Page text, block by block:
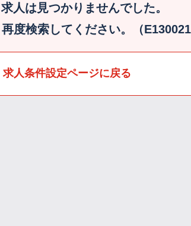
人は見つかりませんでした。
度検索してください。（E130021
求人条件設定ページに戻る